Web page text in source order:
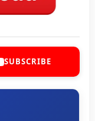
SUBSCRIBE